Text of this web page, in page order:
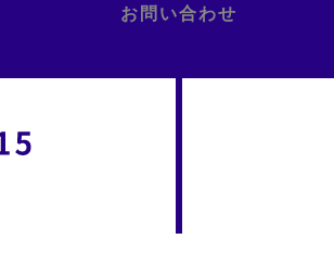
お問い合わせ